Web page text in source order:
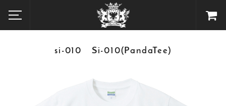
si-010 Si-010(PandaTee)